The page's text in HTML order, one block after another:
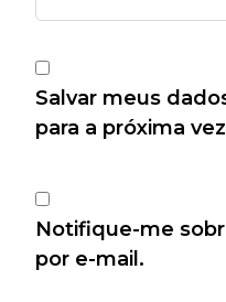
Salvar meus
para a próxima
Notifique-me
por e-mail.